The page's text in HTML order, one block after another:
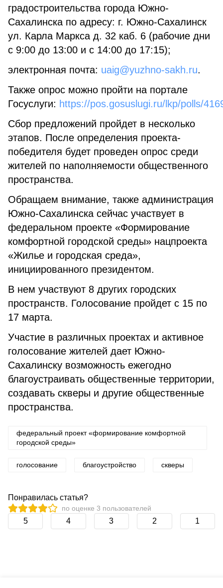
градостроительства города Южно-
Сахалинска по адресу: г. Южно-Сахалинск
ул. Карла Маркса д. 32 каб. 6 (рабочие дни
с 9:00 до 13:00 и с 14:00 до 17:15);
электронная почта: uaig@yuzhno-sakh.ru.
Также опрос можно пройти на портале
Госуслуги: https://pos.gosuslugi.ru/lkp/polls/
Сбор предложений пройдет в несколько
этапов. После определения проекта-
победителя будет проведен опрос среди
жителей по наполняемости общественного
пространства.
Обращаем внимание, также администрация
Южно-Сахалинска сейчас участвует в
федеральном проекте «Формирование
комфортной городской среды» нацпроекта
«Жилье и городская среда»,
инициированного президентом.
В нем участвуют 8 других городских
пространств. Голосование пройдет с 15 по
17 марта.
Участие в различных проектах и активное
голосование жителей дает Южно-
Сахалинску возможность ежегодно
благоустраивать общественные территории,
создавать скверы и другие общественные
пространства.
федеральный проект «формирование комфортной
городской среды»
голосование благоустройство скверы
Понравилась статья?
по оценке 3 пользователей
5 4 3 2 1